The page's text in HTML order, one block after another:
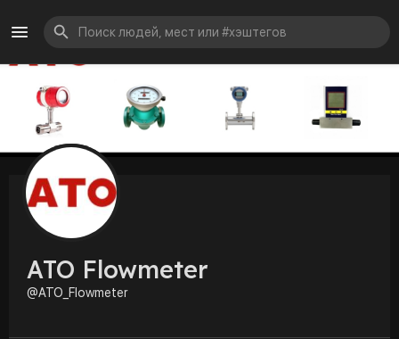
ATO Flowmeter
@ATO_Flowmeter